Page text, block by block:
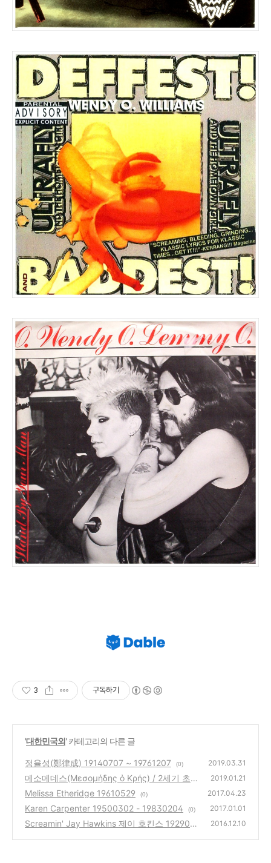
3 구독하기
'대한민국외' 카테고리의 다른 글
정율성(鄭律成) 19140707 ~ 19761207 (0) 2019.03.31
메소메데스(Μεσομήδης ὁ Κρής) / 2세기 초
(0)
2019.01.21
Melissa Etheridge 19610529 (0) 2017.04.23
Karen Carpenter 19500302 - 19830204 (0) 2017.01.01
Screamin' Jay Hawkins 제이 호킨스 192907
2016.12.10